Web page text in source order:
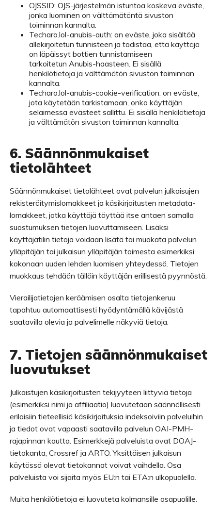
OJSSID: OJS-järjestelmän istuntoa koskeva eväste,
jonka luominen on välttämätöntä sivuston
toiminnan kannalta.
Techaro.lol-anubis-auth: on eväste, joka sisältää
allekirjoitetun tunnisteen ja todistaa, että käyttäjä
on läpäissyt bottien tunnistamiseen
tarkoitetun Anubis-haasteen. Ei sisällä
henkilötietoja ja välttämätön sivuston toiminnan
kannalta.
Techaro.lol-anubis-cookie-verification: on eväste,
jota käytetään tarkistamaan, onko käyttäjän
selaimessa evästeet sallittu. Ei sisällä henkilötietoja
ja välttämätön sivuston toiminnan kannalta.
6. Säännönmukaiset
tietolähteet
Säännönmukaiset tietolähteet ovat palvelun julkaisujen
rekisteröitymislomakkeet ja käsikirjoitusten metadata-
lomakkeet, jotka käyttäjä täyttää itse antaen samalla
suostumuksen tietojen luovuttamiseen. Lisäksi
käyttäjätilin tietoja voidaan lisätä tai muokata palvelun
ylläpitäjän tai julkaisun ylläpitäjän toimesta esimerkiksi
kokonaan uuden lehden luomisen yhteydessä. Tietojen
muokkaus tehdään tällöin käyttäjän erillisestä pyynnöstä.
Vierailijatietojen keräämisen osalta tietojenkeruu
tapahtuu automaattisesti hyödyntämällä kävijästä
saatavilla olevia ja palvelimelle näkyviä tietoja.
7. Tietojen säännönmukaiset
luovutukset
Julkaistujen käsikirjoitusten tekijyyteen liittyviä tietoja
(esimerkiksi nimi ja affiliaatio) luovutetaan säännöllisesti
erilaisiin tieteellisiä käsikirjoituksia indeksoiviin palveluihin
ja tiedot ovat vapaasti saatavilla palvelun OAI-PMH-
rajapinnan kautta. Esimerkkejä palveluista ovat DOAJ-
tietokanta, Crossref ja ARTO. Yksittäisen julkaisun
käytössä olevat tietokannat voivat vaihdella. Osa
palveluista voi sijaita myös EU:n tai ETA:n ulkopuolella.
Muita henkilötietoja ei luovuteta kolmansille osapuolille.